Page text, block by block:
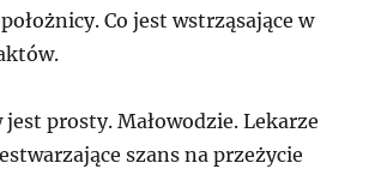
Co jest wstrząsające w
prosty. Małowodzie. Lekarze
szans na przeżycie